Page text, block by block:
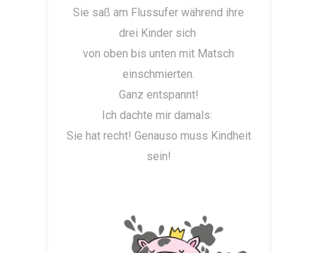
Sie saß am Flussufer während ihre
drei Kinder sich
von oben bis unten mit Matsch
einschmierten.
Ganz entspannt!
Ich dachte mir damals:
Sie hat recht! Genauso muss Kindheit
sein!